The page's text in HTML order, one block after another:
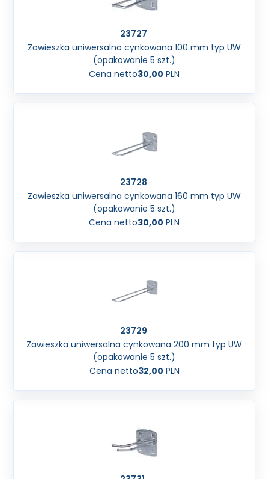
23727
Zawieszka uniwersalna cynkowana 100 mm typ UW
(opakowanie 5 szt.)
Cena netto30,00 PLN
23728
Zawieszka uniwersalna cynkowana 160 mm typ UW
(opakowanie 5 szt.)
Cena netto30,00 PLN
23729
Zawieszka uniwersalna cynkowana 200 mm typ UW
(opakowanie 5 szt.)
Cena netto32,00 PLN